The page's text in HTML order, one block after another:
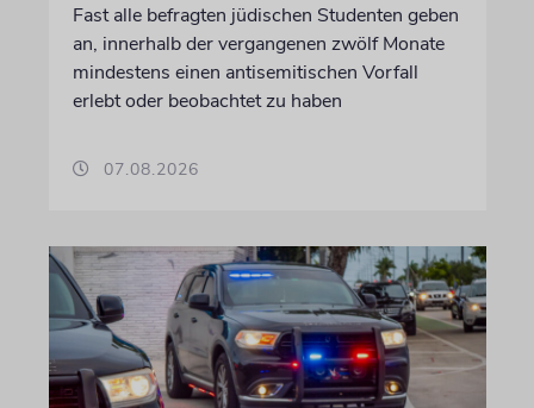
Fast alle befragten jüdischen Studenten geben
an, innerhalb der vergangenen zwölf Monate
mindestens einen antisemitischen Vorfall
erlebt oder beobachtet zu haben
07.08.2026